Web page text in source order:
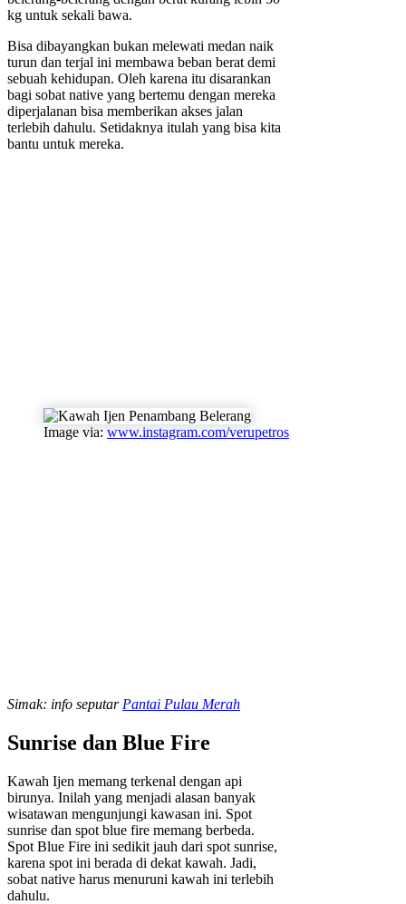
kg untuk sekali bawa.
Bisa dibayangkan bukan melewati medan naik
turun dan terjal ini membawa beban berat demi
sebuah kehidupan. Oleh karena itu disarankan
bagi sobat native yang bertemu dengan mereka
diperjalanan bisa memberikan akses jalan
terlebih dahulu. Setidaknya itulah yang bisa kita
bantu untuk mereka.
Image via: www.instagram.com/verupetros
Simak: info seputar Pantai Pulau Merah
Sunrise dan Blue Fire
Kawah Ijen memang terkenal dengan api
birunya. Inilah yang menjadi alasan banyak
wisatawan mengunjungi kawasan ini. Spot
sunrise dan spot blue fire memang berbeda.
Spot Blue Fire ini sedikit jauh dari spot sunrise,
karena spot ini berada di dekat kawah. Jadi,
sobat native harus menuruni kawah ini terlebih
dahulu.